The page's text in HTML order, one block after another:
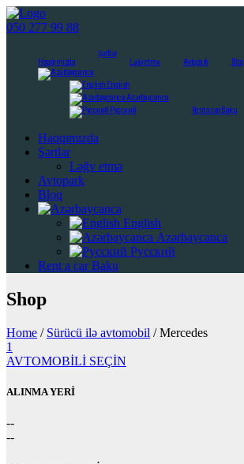
050 277 99 88
Haqqımızda
Şərtlər
Ləğv etmə
Avtopark Bloq
English
Azərbaycanca
Русский
Rent a car Baku
Haqqımızda
Şərtlər
Ləğv etmə
Avtopark
Bloq
English
Azərbaycanca
Русский
Rent a car Baku
Shop
Home / Sürücü ilə avtomobil / Mercedes
1
AVTOMOBİLİ SEÇİN
ALINMA YERİ
--
--